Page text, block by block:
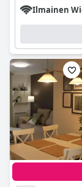
Ilmainen